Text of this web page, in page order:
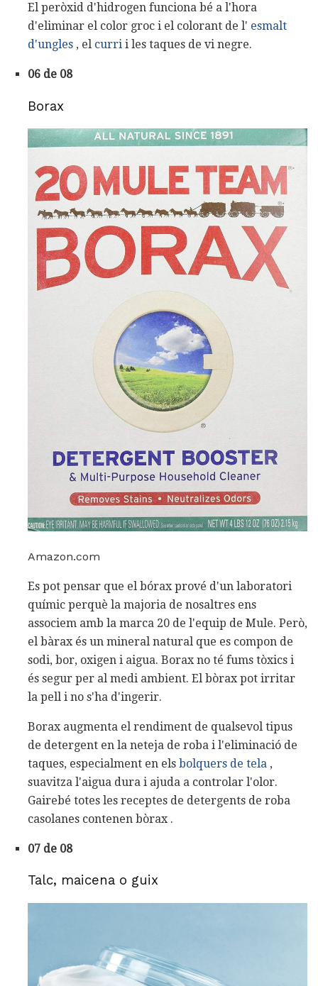
El peròxid d'hidrogen funciona bé a l'hora
d'eliminar el color groc i el colorant de l' esmalt
d'ungles , el curri i les taques de vi negre.
06 de 08
Borax
Amazon.com
Es pot pensar que el bórax prové d'un laboratori
químic perquè la majoria de nosaltres ens
associem amb la marca 20 de l'equip de Mule. Però,
el bàrax és un mineral natural que es compon de
sodi, bor, oxigen i aigua. Borax no té fums tòxics i
és segur per al medi ambient. El bòrax pot irritar
la pell i no s'ha d'ingerir.
Borax augmenta el rendiment de qualsevol tipus
de detergent en la neteja de roba i l'eliminació de
taques, especialment en els bolquers de tela ,
suavitza l'aigua dura i ajuda a controlar l'olor.
Gairebé totes les receptes de detergents de roba
casolanes contenen bòrax .
07 de 08
Talc, maicena o guix